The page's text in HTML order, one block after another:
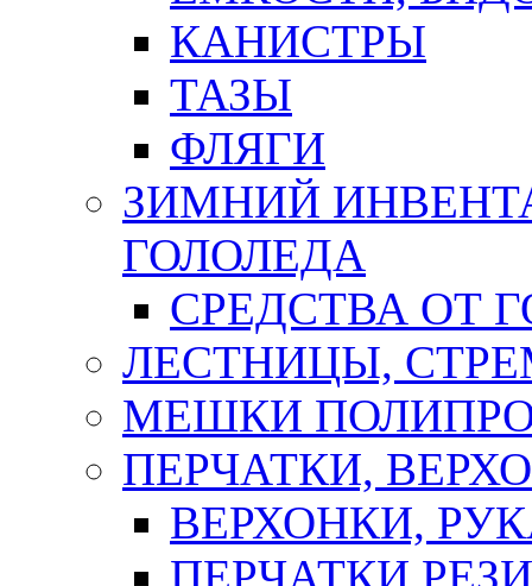
КАНИСТРЫ
ТАЗЫ
ФЛЯГИ
ЗИМНИЙ
ГОЛОЛЕДА
СРЕДСТВА ОТ
ЛЕСТНИЦЫ,
МЕШКИ
ПЕРЧАТКИ,
ВЕРХОНКИ,